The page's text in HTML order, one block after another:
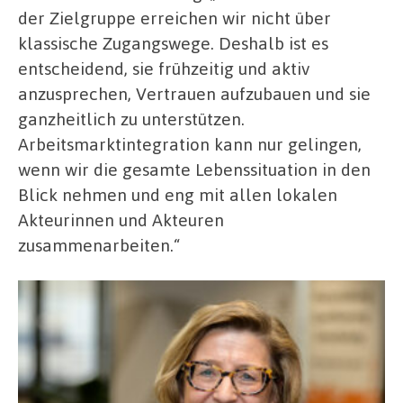
der Zielgruppe erreichen wir nicht über
klassische Zugangswege. Deshalb ist es
entscheidend, sie frühzeitig und aktiv
anzusprechen, Vertrauen aufzubauen und sie
ganzheitlich zu unterstützen.
Arbeitsmarktintegration kann nur gelingen,
wenn wir die gesamte Lebenssituation in den
Blick nehmen und eng mit allen lokalen
Akteurinnen und Akteuren
zusammenarbeiten.“